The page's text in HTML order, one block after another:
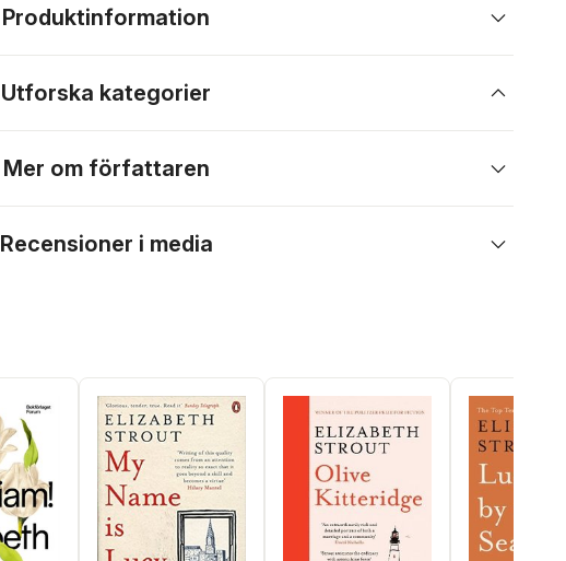
Produktinformation
Utforska kategorier
Mer om författaren
Recensioner i media